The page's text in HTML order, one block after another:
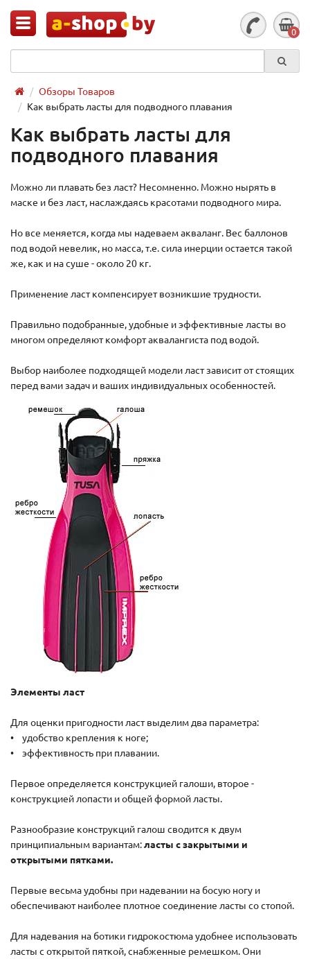
0
Обзоры Товаров
Как выбрать ласты для подводного плавания
Как выбрать ласты для
подводного плавания
Можно ли плавать без ласт? Несомненно. Можно нырять в
маске и без ласт, наслаждаясь красотами подводного мира.
Но все меняется, когда мы надеваем акваланг. Вес баллонов
под водой невелик, но масса, т.е. сила инерции остается такой
же, как и на суше - около 20 кг.
Применение ласт компенсирует возникшие трудности.
Правильно подобранные, удобные и эффективные ласты во
многом определяют комфорт аквалангиста под водой.
Выбор наиболее подходящей модели ласт зависит от стоящих
перед вами задач и ваших индивидуальных особенностей.
Элементы ласт
Для оценки пригодности ласт выделим два параметра:
• удобство крепления к ноге;
• эффективность при плавании.
Первое определяется конструкцией галоши, второе -
конструкцией лопасти и общей формой ласты.
Разнообразие конструкций галош сводится к двум
принципиальным вариантам:ласты с закрытыми и
открытыми пятками.
Первые весьма удобны при надевании на босую ногу и
обеспечивают наиболее плотное соединение ласты со стопой.
Для надевания на ботики гидрокостюма удобнее использовать
ласты с открытой пяткой, снабженные ремешком. Они